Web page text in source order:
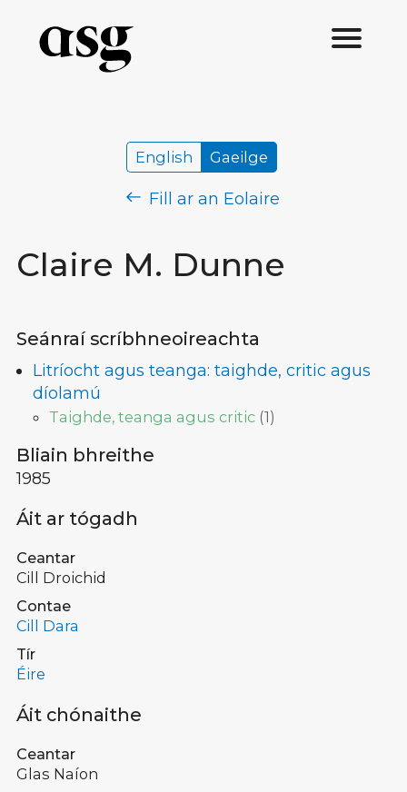
Claire M. Dunne
English Gaeilge
Fill ar an Eolaire
Seánraí scríbhneoireachta
Litríocht agus teanga: taighde, critic agus
díolamú
Taighde, teanga agus critic (1)
Bliain bhreithe
1985
Áit ar tógadh
Ceantar
Cill Droichid
Contae
Cill Dara
Tír
Éire
Áit chónaithe
Ceantar
Glas Naíon